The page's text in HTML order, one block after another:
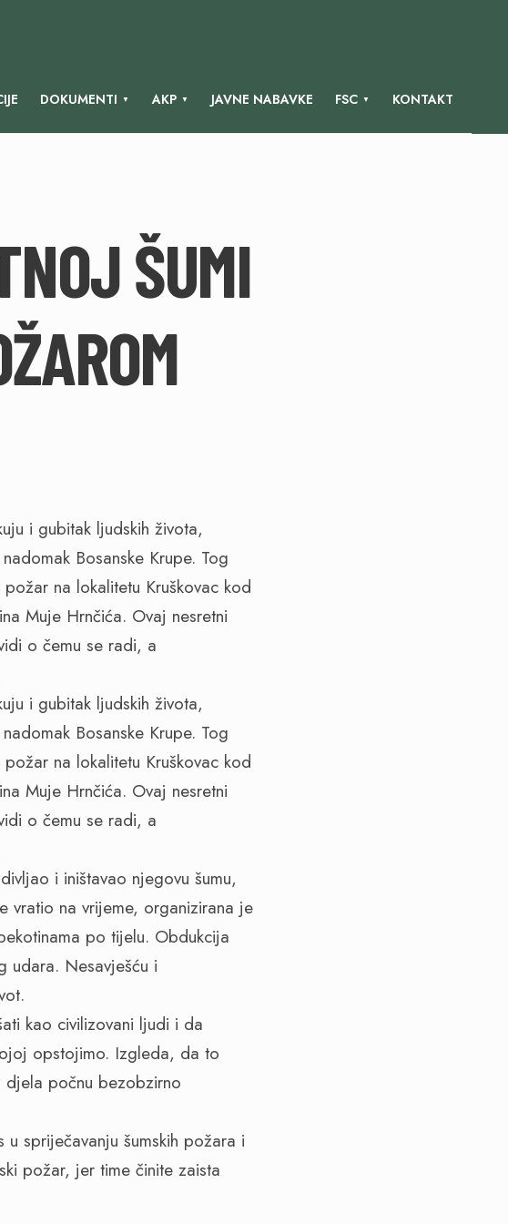
DOKUMENTI AKP JAVNE NABAVKE FSC KONTAKT
ŠUMI
i gubitak ljudskih života,
Bosanske Krupe. Tog
na lokalitetu Kruškovac kod
Muje Hrnčića. Ovaj nesretni
o čemu se radi, a
i gubitak ljudskih života,
Bosanske Krupe. Tog
na lokalitetu Kruškovac kod
Muje Hrnčića. Ovaj nesretni
o čemu se radi, a
i iništavao njegovu šumu,
vratio na vrijeme, organizirana je
po tijelu. Obdukcija
udara. Nesavješću i
kao civilizovani ljudi i da
opstojimo. Izgleda, da to
počnu bezobzirno
spriječavanju šumskih požara i
požar, jer time činite zaista